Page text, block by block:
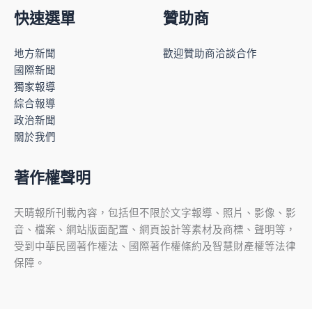
快速選單
地方新聞
國際新聞
獨家報導
綜合報導
政治新聞
關於我們
贊助商
歡迎贊助商洽談合作
著作權聲明
天晴報所刊載內容，包括但不限於文字報導、照片、影像、影
音、檔案、網站版面配置、網頁設計等素材及商標、聲明等，
受到中華民國著作權法、國際著作權條約及智慧財產權等法律
保障。